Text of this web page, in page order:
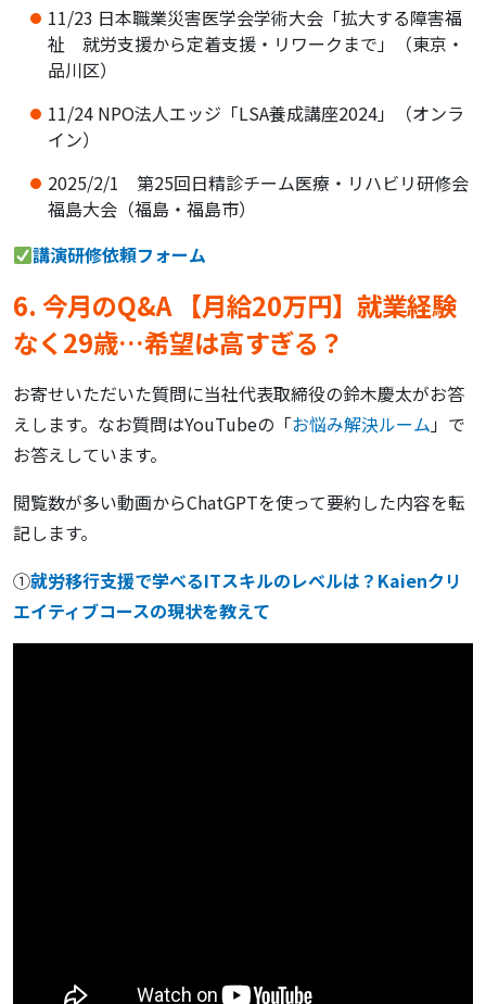
11/23 日本職業災害医学会学術大会「拡大する障害福
祉 就労支援から定着支援・リワークまで」（東京・
品川区）
11/24 NPO法人エッジ「LSA養成講座2024」（オンラ
イン）
2025/2/1 第25回日精診チーム医療・リハビリ研修会
福島大会（福島・福島市）
講演研修依頼フォーム
6. 今月のQ&A 【月給20万円】就業経験
なく29歳…希望は高すぎる？
お寄せいただいた質問に当社代表取締役の鈴木慶太がお答
えします。なお質問はYouTubeの「お悩み解決ルーム」で
お答えしています。
閲覧数が多い動画からChatGPTを使って要約した内容を転
記します。
①就労移行支援で学べるITスキルのレベルは？Kaienクリ
エイティブコースの現状を教えて